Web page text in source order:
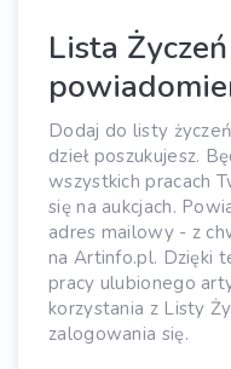
Lista
Dodaj do listy
dzieł poszukujesz.
wszystkich pracach
się na aukcjach.
adres mailowy - z
na Artinfo.pl. Dzięki
pracy ulubionego
korzystania z Listy
zalogowania się.